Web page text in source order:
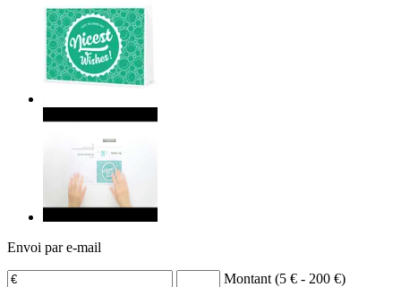
Envoi par e-mail
Montant (5 € - 200 €)